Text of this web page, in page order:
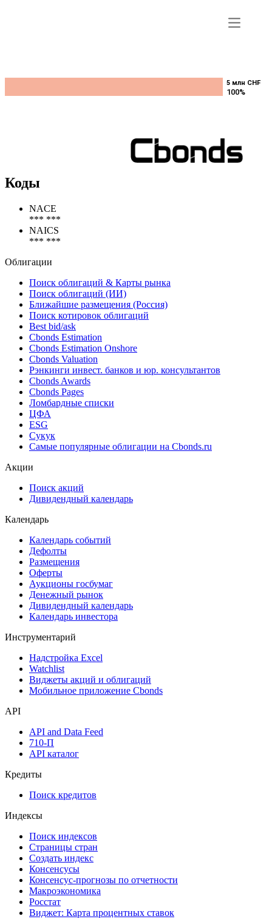
5 млн CHF
100%
5 млн CHF
100%
Коды
NACE
*** ***
NAICS
*** ***
Облигации
Поиск облигаций & Карты рынка
Поиск облигаций (ИИ)
Ближайшие размещения (Россия)
Поиск котировок облигаций
Best bid/ask
Cbonds Estimation
Cbonds Estimation Onshore
Cbonds Valuation
Рэнкинги инвест. банков и юр. консультантов
Cbonds Awards
Cbonds Pages
Ломбардные списки
ЦФА
ESG
Сукук
Самые популярные облигации на Cbonds.ru
Акции
Поиск акций
Дивидендный календарь
Календарь
Календарь событий
Дефолты
Размещения
Оферты
Аукционы госбумаг
Денежный рынок
Дивидендный календарь
Календарь инвестора
Инструментарий
Надстройка Excel
Watchlist
Виджеты акций и облигаций
Мобильное приложение Cbonds
API
API and Data Feed
710-П
API каталог
Кредиты
Поиск кредитов
Индексы
Поиск индексов
Страницы стран
Создать индекс
Консенсусы
Консенсус-прогнозы по отчетности
Макроэкономика
Росстат
Виджет: Карта процентных ставок